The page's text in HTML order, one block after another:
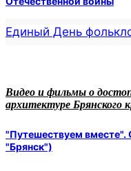
Единый День
Видео и фильмы о
архитектуре Брянского
"Путешествуем вместе".
"Брянск")